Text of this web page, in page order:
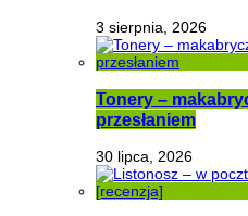
3 sierpnia, 2026
Tonery –
przesłaniem
30 lipca, 2026